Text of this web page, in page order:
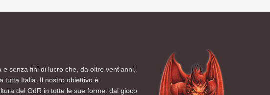
senza fini di lucro che, da oltre vent’anni,
tutta Italia. Il nostro obiettivo è
del GdR in tutte le sue forme: dal gioco